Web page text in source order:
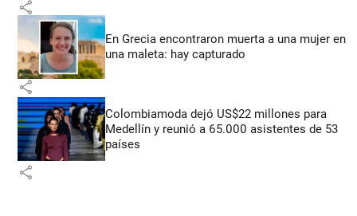
share
En Grecia encontraron muerta a una mujer en
una maleta: hay capturado
share
Colombiamoda dejó US$22 millones para
Medellín y reunió a 65.000 asistentes de 53
países
share